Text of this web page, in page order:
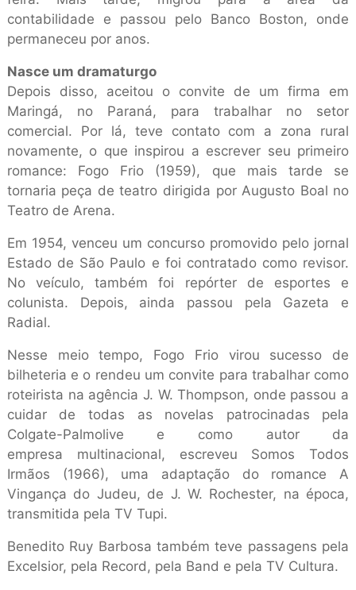
contabilidade e passou pelo Banco Boston, onde
permaneceu por anos.
Nasce um dramaturgo
Depois disso, aceitou o convite de um firma em
Maringá, no Paraná, para trabalhar no setor
comercial. Por lá, teve contato com a zona rural
novamente, o que inspirou a escrever seu primeiro
romance: Fogo Frio (1959), que mais tarde se
tornaria peça de teatro dirigida por Augusto Boal no
Teatro de Arena.
Em 1954, venceu um concurso promovido pelo jornal
Estado de São Paulo e foi contratado como revisor.
No veículo, também foi repórter de esportes e
colunista. Depois, ainda passou pela Gazeta e
Radial.
Nesse meio tempo, Fogo Frio virou sucesso de
bilheteria e o rendeu um convite para trabalhar como
roteirista na agência J. W. Thompson, onde passou a
cuidar de todas as novelas patrocinadas pela
Colgate-Palmolive e como autor da
empresa multinacional, escreveu Somos Todos
Irmãos (1966), uma adaptação do romance A
Vingança do Judeu, de J. W. Rochester, na época,
transmitida pela TV Tupi.
Benedito Ruy Barbosa também teve passagens pela
Excelsior, pela Record, pela Band e pela TV Cultura.